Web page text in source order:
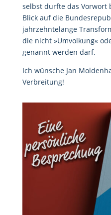
selbst durfte das Vorwort
Blick auf die
jahrzehntelange
die nicht »Umvolkung«
genannt werden darf.
Ich wünsche Jan
Verbreitung!